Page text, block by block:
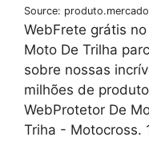
Source:
WebFrete grátis
Moto De Trilha
sobre nossas
milhões de
WebProtetor De
Triha - Motocross.